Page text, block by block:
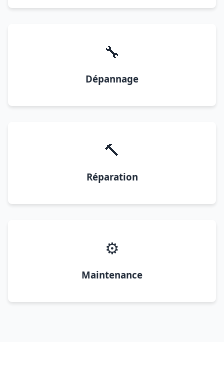
🔧
Dépannage
🔨
Réparation
⚙️
Maintenance